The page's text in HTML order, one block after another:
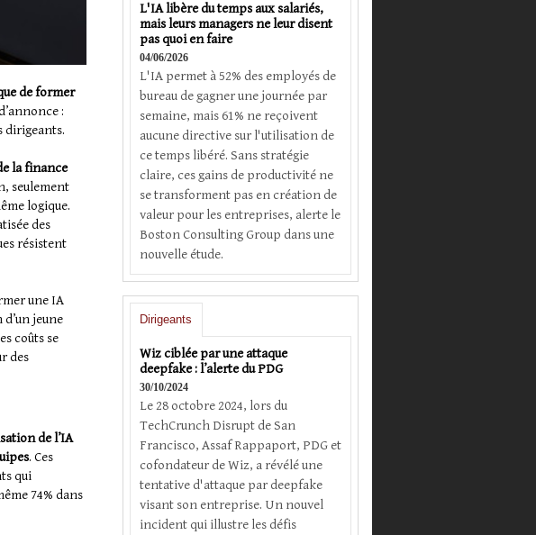
de former
:
dirigeants.
la finance
seulement
logique.
des
résistent
une IA
jeune
coûts se
des
de l’IA
. Ces
qui
74% dans
L'IA libère du temps aux salariés,
mais leurs managers ne leur disent
pas quoi en faire
04/06/2026
L'IA permet à 52% des employés de
bureau de gagner une journée par
semaine, mais 61% ne reçoivent
aucune directive sur l'utilisation de
ce temps libéré. Sans stratégie
claire, ces gains de productivité ne
se transforment pas en création de
valeur pour les entreprises, alerte le
Boston Consulting Group dans une
nouvelle étude.
Dirigeants
Wiz ciblée par une attaque
deepfake : l’alerte du PDG
30/10/2024
Le 28 octobre 2024, lors du
TechCrunch Disrupt de San
Francisco, Assaf Rappaport, PDG et
cofondateur de Wiz, a révélé une
tentative d'attaque par deepfake
visant son entreprise. Un nouvel
incident qui illustre les défis